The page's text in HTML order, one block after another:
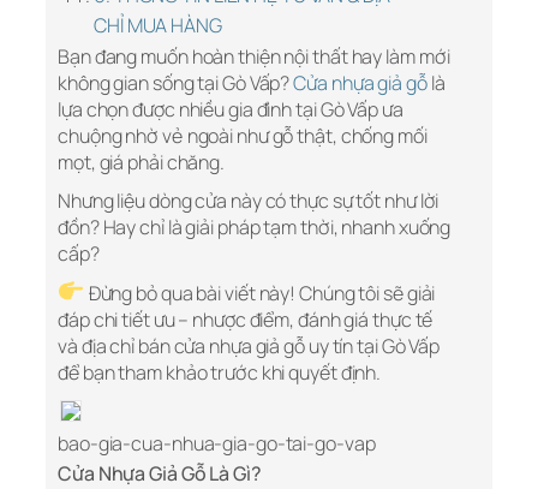
CHỈ MUA HÀNG
Bạn đang muốn hoàn thiện nội thất hay làm mới
không gian sống tại Gò Vấp?Cửa nhựa giả gỗlà
lựa chọn được nhiều gia đình tại Gò Vấp ưa
chuộng nhờ vẻ ngoài như gỗ thật, chống mối
mọt, giá phải chăng.
Nhưng liệu dòng cửa này có thực sự tốt như lời
đồn? Hay chỉ là giải pháp tạm thời, nhanh xuống
cấp?
Đừng bỏ qua bài viết này! Chúng tôi sẽ giải
đáp chi tiết ưu – nhược điểm, đánh giá thực tế
và địa chỉ bán cửa nhựa giả gỗ uy tín tại Gò Vấp
để bạn tham khảo trước khi quyết định.
bao-gia-cua-nhua-gia-go-tai-go-vap
Cửa Nhựa Giả Gỗ Là Gì?